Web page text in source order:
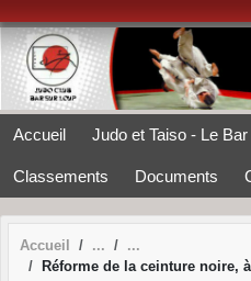
Accueil Judo et
Classements Documents
Accueil
Réforme de la ceinture noire,